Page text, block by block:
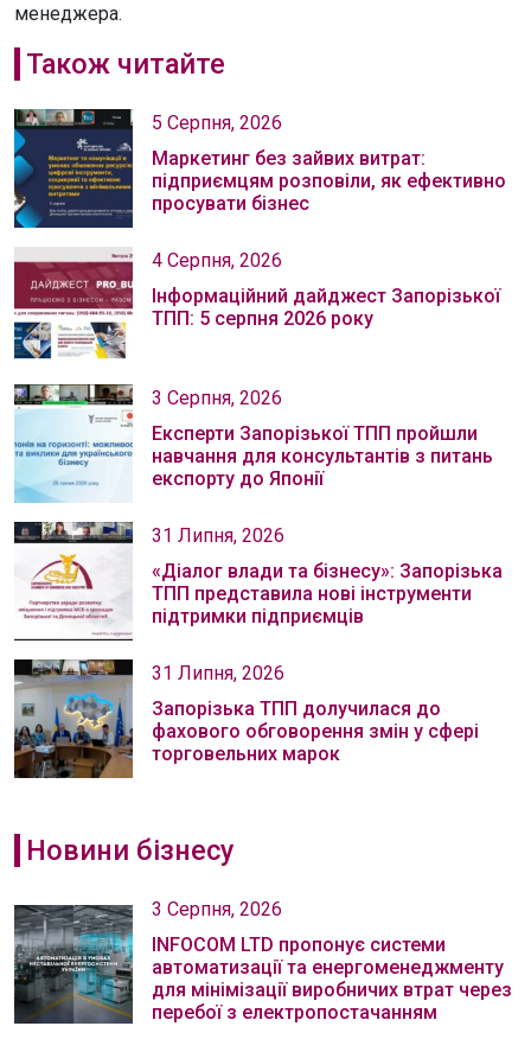
менеджера.
Також читайте
5 Серпня, 2026
Маркетинг без зайвих витрат:
підприємцям розповіли, як ефективно
просувати бізнес
4 Серпня, 2026
Інформаційний дайджест Запорізької
ТПП: 5 серпня 2026 року
3 Серпня, 2026
Експерти Запорізької ТПП пройшли
навчання для консультантів з питань
експорту до Японії
31 Липня, 2026
«Діалог влади та бізнесу»: Запорізька
ТПП представила нові інструменти
підтримки підприємців
31 Липня, 2026
Запорізька ТПП долучилася до
фахового обговорення змін у сфері
торговельних марок
Новини бізнесу
3 Серпня, 2026
INFOCOM LTD пропонує системи
автоматизації та енергоменеджменту
для мінімізації виробничих втрат через
перебої з електропостачанням